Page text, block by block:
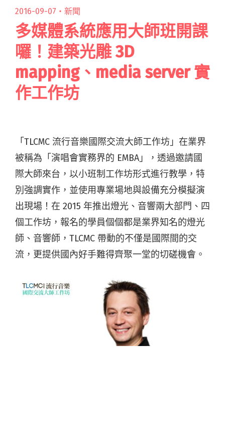
2016-09-07・ 新聞
多媒體系統應用大師班開課
囉！建築光雕 3D
mapping、media server 實
作工作坊
「TLCMC 流行音樂國際交流大師工作坊」在業界
被稱為「演唱會實務界的 EMBA」，透過邀請國
際大師來台，以小班制工作坊形式進行教學，特
別強調實作，並使用專業場地與設備充分模擬演
出現場！在 2015 年推出燈光、音響兩大部門、四
個工作坊，報名的學員個個都是業界知名的燈光
師、音響師，TLCMC 帶動的不僅是國際間的交
流，更提供國內好手難得齊聚一堂的切磋機會。